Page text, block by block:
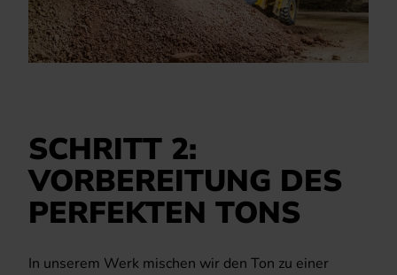
SCHRITT 2:
VORBEREITUNG DES
PERFEKTEN TONS
In unserem Werk mischen wir den Ton zu einer